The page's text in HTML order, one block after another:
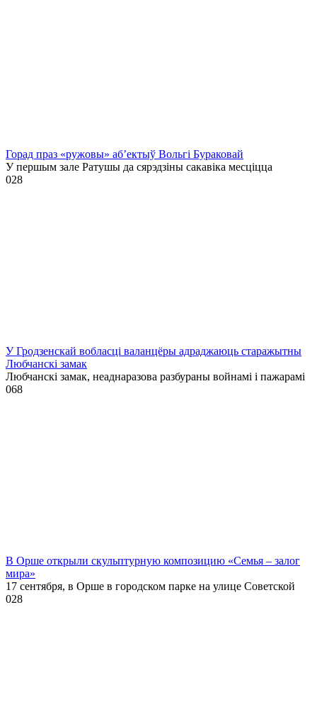
Горад праз «ружовы» аб’ектыў Вольгі Бураковай
У першым зале Ратушы да сярэдзіны сакавіка месціцца
028
У Гродзенскай вобласці валанцёры адраджаюць старажытны
Любчанскі замак
Любчанскі замак, неаднаразова разбураны войнамі і пажарамі
068
В Орше открыли скульптурную композицию «Семья – залог
мира»
17 сентября, в Орше в городском парке на улице Советской
028